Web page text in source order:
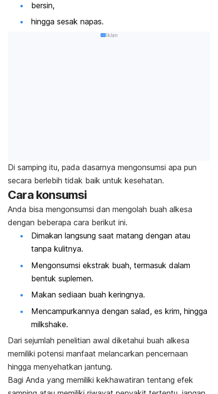
bersin,
hingga sesak napas.
Iklan
Di samping itu, pada dasarnya mengonsumsi apa pun
secara berlebih tidak baik untuk kesehatan.
Cara konsumsi
Anda bisa mengonsumsi dan mengolah buah alkesa
dengan beberapa cara berikut ini.
Dimakan langsung saat matang dengan atau
tanpa kulitnya.
Mengonsumsi ekstrak buah, termasuk dalam
bentuk suplemen.
Makan sediaan buah keringnya.
Mencampurkannya dengan salad, es krim, hingga
milkshake.
Dari sejumlah penelitian awal diketahui buah alkesa
memiliki potensi manfaat melancarkan pencernaan
hingga menyehatkan jantung.
Bagi Anda yang memiliki kekhawatiran tentang efek